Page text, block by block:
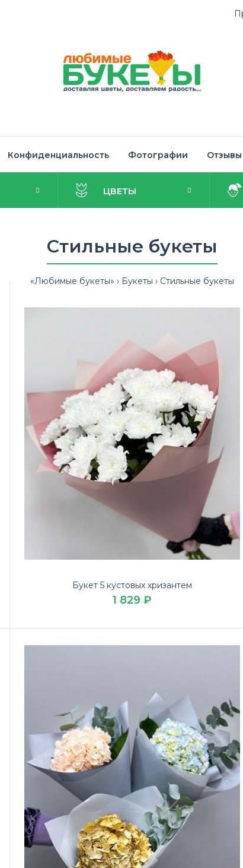
Конфиденциальность Фотографии Отзывы
ЦВЕТЫ
Стильные букеты
«Любимые букеты» Букеты Стильные букеты
Букет 5 кустовых хризантем
1 829 ₽